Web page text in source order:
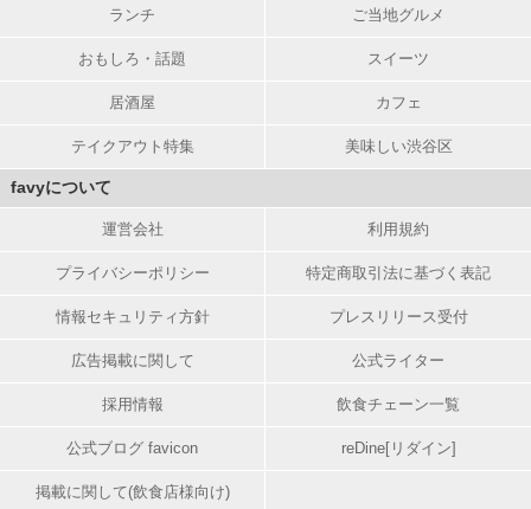
ランチ ご当地グルメ
おもしろ・話題 スイーツ
居酒屋 カフェ
テイクアウト特集 美味しい渋谷区
favyについて
運営会社 利用規約
プライバシーポリシー 特定商取引法に基づく表記
情報セキュリティ方針 プレスリリース受付
広告掲載に関して 公式ライター
採用情報 飲食チェーン一覧
公式ブログ favicon reDine[リダイン]
掲載に関して(飲食店様向け)